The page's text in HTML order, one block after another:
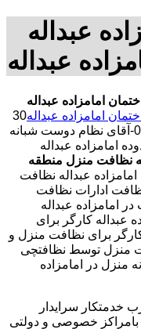
عبداله
عبداله
امامزاده عبداله
امامزاده عبداله30
در صد تخفیف بیمه رایگان 09196351909-آقای نظام دوست شبانه
امامزاده عبداله
نظافت منزل منطقه
عبداله نظافت
ادارات نظافت
امامزاده عبداله
عبداله کارگر برای
برای نظافت منزل و
منزل توسط نظافتچی
منزل در امامزاده
خدمتکار سرایدار
بامراکز خصوصی و دولتی